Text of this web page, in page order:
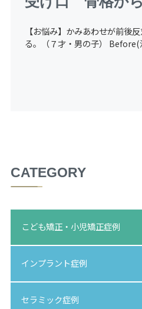
【お悩み】かみあわせが前後
る。（７才・男の子）
CATEGORY
こども矯正・小児矯正症例
インプラント症例
セラミック症例